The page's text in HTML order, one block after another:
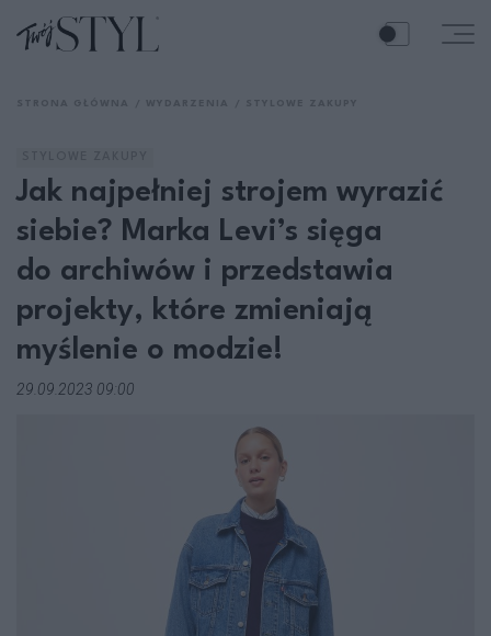
Jak najpełniej strojem wyrazić
siebie? Marka Levi’s sięga
do archiwów i przedstawia
projekty, które zmieniają
myślenie o modzie!
29.09.2023 09:00